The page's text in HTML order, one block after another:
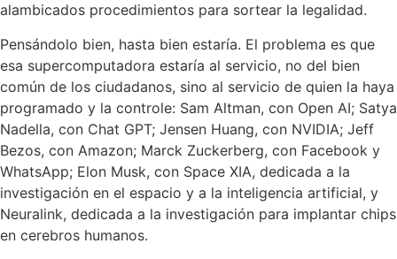
alambicados procedimientos para sortear la legalidad.
Pensándolo bien, hasta bien estaría. El problema es que
esa supercomputadora estaría al servicio, no del bien
común de los ciudadanos, sino al servicio de quien la haya
programado y la controle: Sam Altman, con Open AI; Satya
Nadella, con Chat GPT; Jensen Huang, con NVIDIA; Jeff
Bezos, con Amazon; Marck Zuckerberg, con Facebook y
WhatsApp; Elon Musk, con Space XIA, dedicada a la
investigación en el espacio y a la inteligencia artificial, y
Neuralink, dedicada a la investigación para implantar chips
en cerebros humanos.